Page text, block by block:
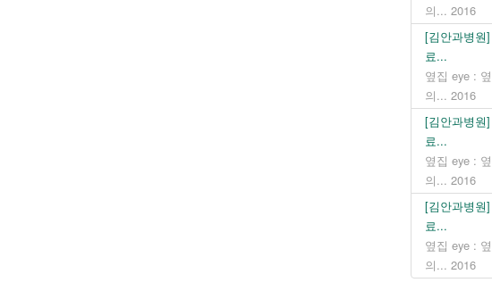
의... 2016
[김안과병원
료...
옆집 eye :
의... 2016
[김안과병원
료...
옆집 eye :
의... 2016
[김안과병원
료...
옆집 eye :
의... 2016